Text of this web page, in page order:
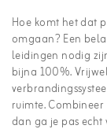
Hoe komt het dat
omgaan? Een
leidingen nodig
bijna 100%.
ruimte.
dan ga je pas